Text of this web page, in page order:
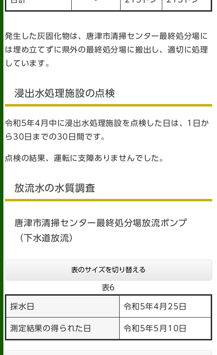
発生した灰固化物は、唐津市清掃センター最終処分場に
は埋め立てずに県外の最終処分場に搬出し、適切に処理
しています。
浸出水処理施設の点検
令和5年4月中に浸出水処理施設を点検した日は、1日か
ら30日までの30日間です。
点検の結果、運転に支障ありませんでした。
放流水の水質調査
唐津市清掃センター最終処分場放流ポンプ
（下水道放流）
表のサイズを切り替える
表6
採水日 令和5年4月25日
測定結果の得られた日 令和5年5月10日